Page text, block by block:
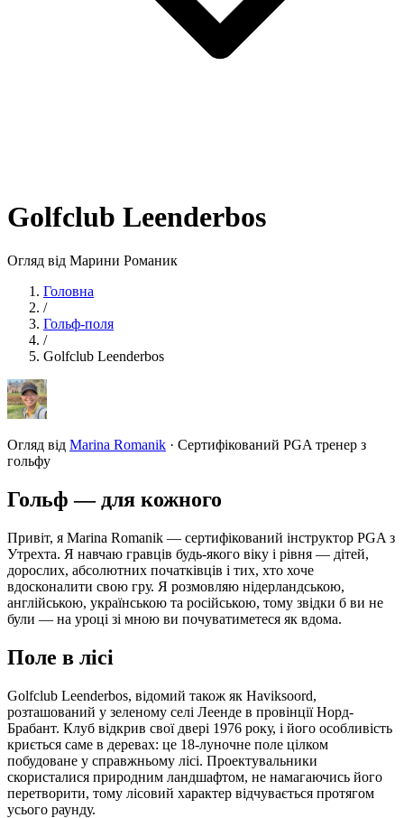
Golfclub Leenderbos
Огляд від Марини Романик
Головна
/
Гольф-поля
/
Golfclub Leenderbos
Огляд від Marina Romanik · Сертифікований PGA тренер з
гольфу
Гольф — для кожного
Привіт, я Marina Romanik — сертифікований інструктор PGA з
Утрехта. Я навчаю гравців будь-якого віку і рівня — дітей,
дорослих, абсолютних початківців і тих, хто хоче
вдосконалити свою гру. Я розмовляю нідерландською,
англійською, українською та російською, тому звідки б ви не
були — на уроці зі мною ви почуватиметеся як вдома.
Поле в лісі
Golfclub Leenderbos, відомий також як Haviksoord,
розташований у зеленому селі Леенде в провінції Норд-
Брабант. Клуб відкрив свої двері 1976 року, і його особливість
криється саме в деревах: це 18-луночне поле цілком
побудоване у справжньому лісі. Проектувальники
скористалися природним ландшафтом, не намагаючись його
перетворити, тому лісовий характер відчувається протягом
усього раунду.